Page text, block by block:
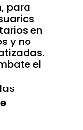
para
en
y no
el